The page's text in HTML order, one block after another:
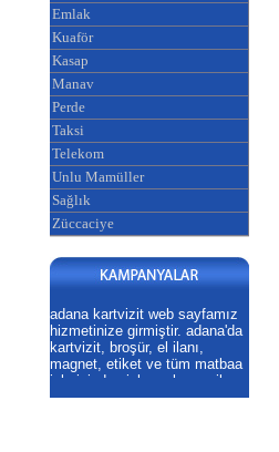
Emlak
Kuaför
Kasap
Manav
Perde
Taksi
Telekom
Unlu Mamüller
Sağlık
Züccaciye
adana kartvizit web sayfamız
hizmetinize girmiştir. adana'da
kartvizit, broşür, el ilanı,
magnet, etiket ve tüm matbaa
işlerinizde sizlere ekonomik ve